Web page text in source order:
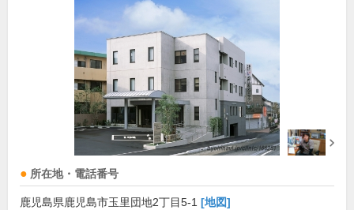
所在地・電話番号
鹿児島県鹿児島市玉里団地2丁目5-1 [地図]